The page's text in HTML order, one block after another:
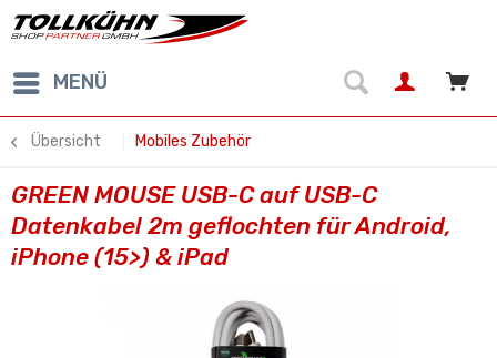
MENÜ
Übersicht Mobiles Zubehör
GREEN MOUSE USB-C auf USB-C
Datenkabel 2m geflochten für Android,
iPhone (15>) & iPad